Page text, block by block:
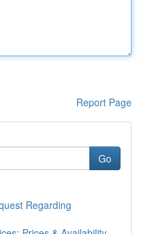
Report Page
Go
Regarding